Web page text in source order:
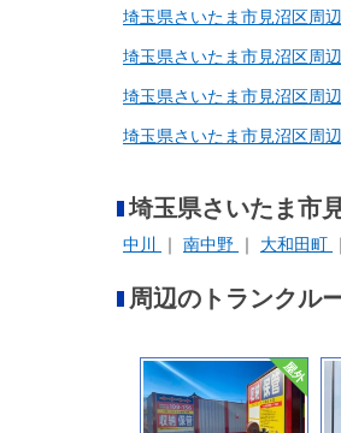
埼玉県さいたま市見沼区周
埼玉県さいたま市見沼区周
埼玉県さいたま市見沼区周
埼玉県さいたま市見沼区周
埼玉県さいたま市
中川 南中野 大和田町
周辺のトランクル